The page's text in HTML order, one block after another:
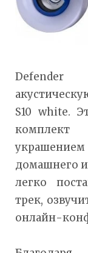
Defender
S10 white.
домашнего
легко
трек,
онлайн-